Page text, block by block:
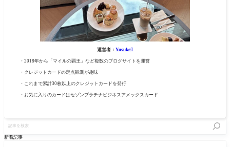
運営者： Yusuke
・2018年から「マイルの覇王」など複数のブログサイトを運営
・クレジットカードの定点観測が趣味
・これまで累計30枚以上のクレジットカードを発行
・お気に入りのカードはセゾンプラチナビジネスアメックスカード
を
検
新着記事